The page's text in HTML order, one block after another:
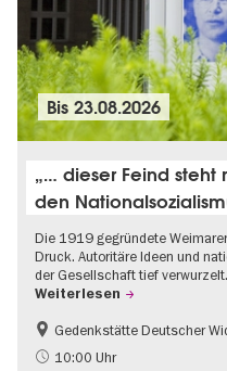
Bis23.08.2026
„… dieser Feind steht
den
Die 1919 gegründete
Druck. Autoritäre Ideen und
der Gesellschaft tief verwurzelt.
Weiterlesen
Gratis
NS-Geschichte
Gedenkstätte Deutscher
10:00 Uhr